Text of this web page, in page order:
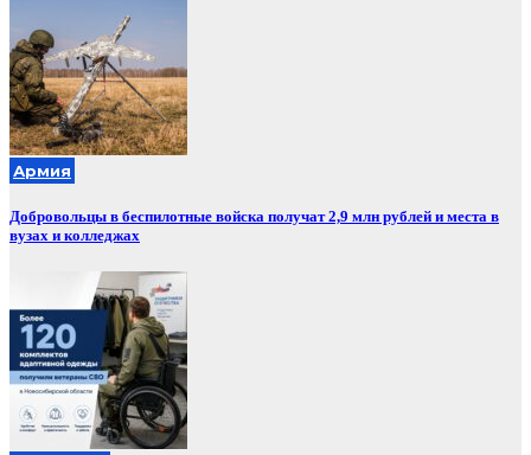
Армия
Добровольцы в беспилотные войска получат 2,9 млн рублей и места в
вузах и колледжах